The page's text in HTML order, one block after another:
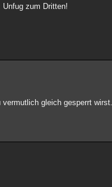
Unfug zum Dritten!
gleich gesperrt